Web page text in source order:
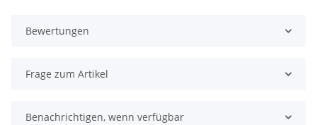
Bewertungen
Frage zum Artikel
Benachrichtigen, wenn verfügbar